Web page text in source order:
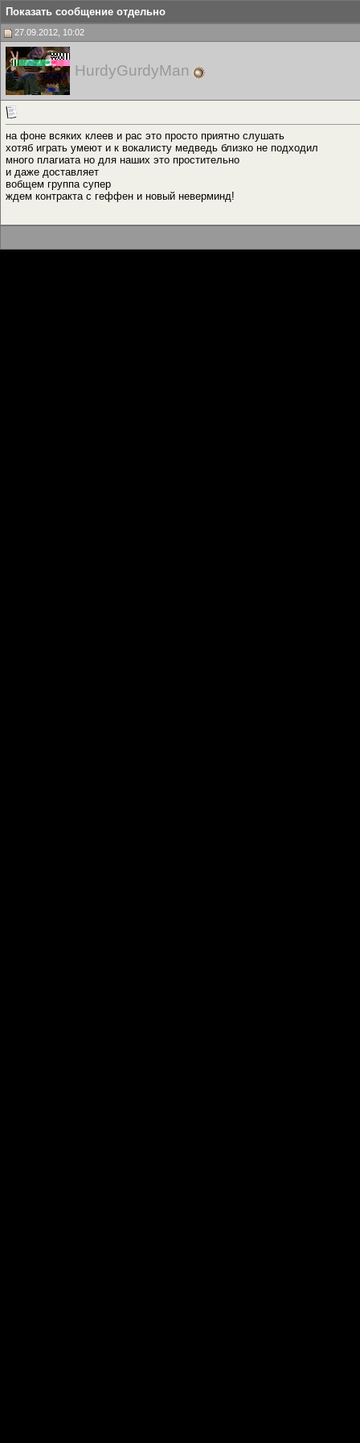
Показать сообщение отдельно
27.09.2012, 10:02
HurdyGurdyMan
на фоне всяких клеев и рас это просто приятно слушать
хотяб играть умеют и к вокалисту медведь близко не подходил
много плагиата но для наших это простительно
и даже доставляет
вобщем группа супер
ждем контракта с геффен и новый неверминд!